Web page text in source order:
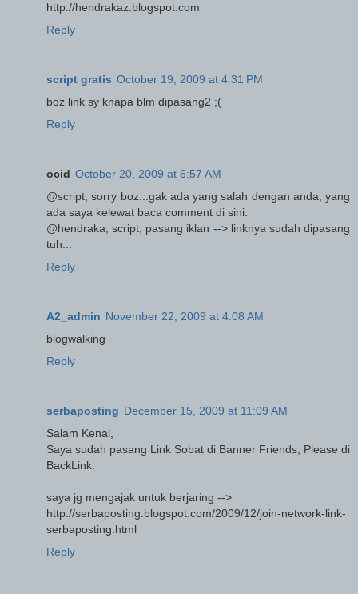
http://hendrakaz.blogspot.com
Reply
script gratis October 19, 2009 at 4:31 PM
boz link sy knapa blm dipasang2 ;(
Reply
ocid October 20, 2009 at 6:57 AM
@script, sorry boz...gak ada yang salah dengan anda, yang
ada saya kelewat baca comment di sini.
@hendraka, script, pasang iklan --> linknya sudah dipasang
tuh...
Reply
A2_admin November 22, 2009 at 4:08 AM
blogwalking
Reply
serbaposting December 15, 2009 at 11:09 AM
Salam Kenal,
Saya sudah pasang Link Sobat di Banner Friends, Please di
BackLink.
saya jg mengajak untuk berjaring -->
http://serbaposting.blogspot.com/2009/12/join-network-link-
serbaposting.html
Reply